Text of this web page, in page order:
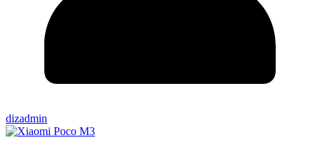
dizadmin